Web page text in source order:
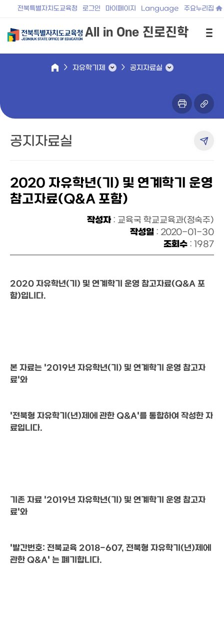
전북특별자치도교육청 로그인 마이페이지 Language 주요누리집
All in One 진로진학
자유학기제 공지자료실
공지자료실
2020 자유학년(기) 및 연계학기 운영
참고자료(Q&A 포함)
작성자: 교육국 학교교육과(정숙주)
작성일 : 2020-01-30
조회수 : 1987
2020 자유학년(기) 및 연계학기 운영 참고자료(Q&A 포
함)입니다.
본 자료는 '2019년 자유학년(기) 및 연계학기 운영 참고자
료'와
'전북형 자유학기(년)제에 관한 Q&A'를 통합하여 작성한 자
료입니다.
기존 자료 '2019년 자유학년(기) 및 연계학기 운영 참고자
료'와
'발간번호: 전북교육 2018-607, 전북형 자유학기(년)제에
관한 Q&A' 는 폐기합니다.